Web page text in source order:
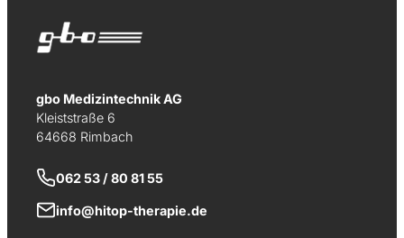
gbo Medizintechnik AG
Kleiststraße 6
64668 Rimbach
062 53 / 80 81 55
info@hitop-therapie.de